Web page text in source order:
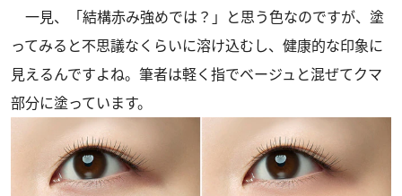
一見、「結構赤み強めでは？」と思う色なのですが、塗
ってみると不思議なくらいに溶け込むし、健康的な印象に
見えるんですよね。筆者は軽く指でベージュと混ぜてクマ
部分に塗っています。